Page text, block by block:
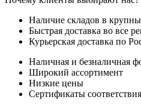
Наличие складов в
Быстрая доставка во все
Курьерская доставка по
Наличная и безналичная
Широкий ассортимент
Низкие цены
Сертификаты соответствия